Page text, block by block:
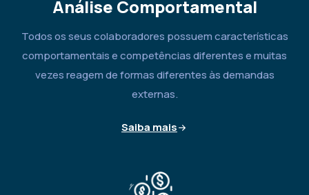
Análise Comportamental
Todos os seus colaboradores possuem características
comportamentais e competências diferentes e muitas
vezes reagem de formas diferentes às demandas
externas.
Saiba mais